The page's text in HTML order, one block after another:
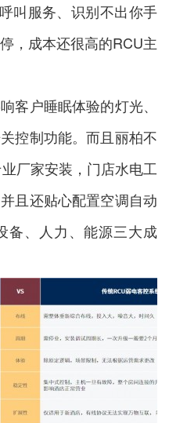
叫服务、识别不出你手
，成本还很高的RCU主
户睡眠体验的灯光、
控制功能。而且丽柏不
厂家安装，门店水电工
且还贴心配置空调自动
备、人力、能源三大成